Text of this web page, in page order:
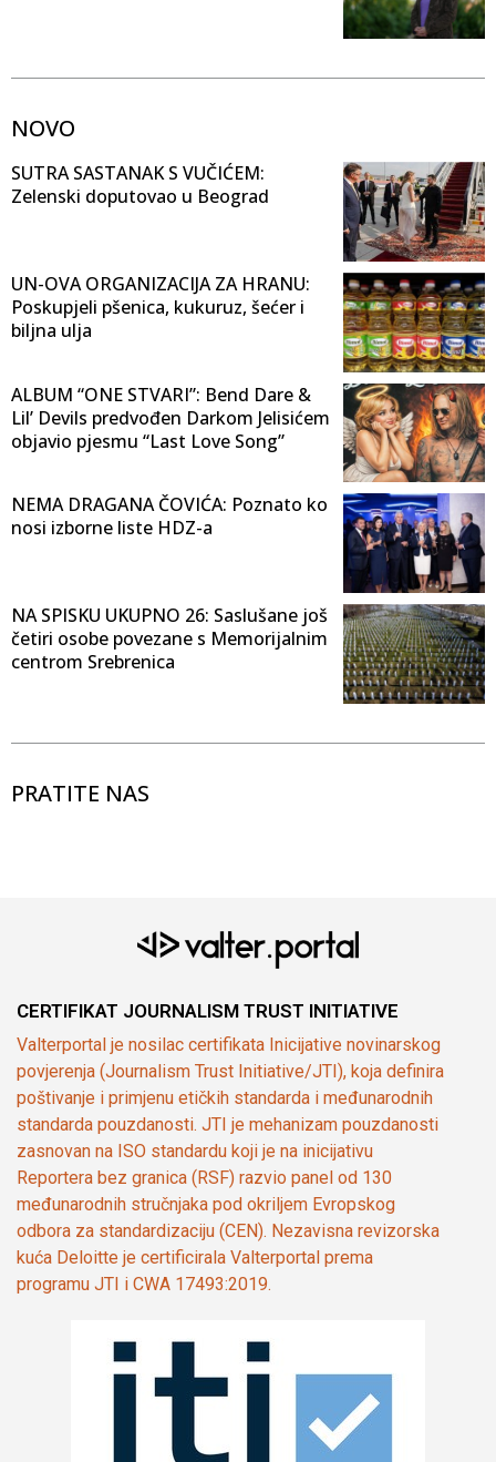
NOVO
SUTRA SASTANAK S VUČIĆEM:
Zelenski doputovao u Beograd
UN-OVA ORGANIZACIJA ZA HRANU:
Poskupjeli pšenica, kukuruz, šećer i
biljna ulja
ALBUM “ONE STVARI”: Bend Dare &
Lil’ Devils predvođen Darkom Jelisićem
objavio pjesmu “Last Love Song”
NEMA DRAGANA ČOVIĆA: Poznato ko
nosi izborne liste HDZ-a
NA SPISKU UKUPNO 26: Saslušane još
četiri osobe povezane s Memorijalnim
centrom Srebrenica
PRATITE NAS
CERTIFIKAT JOURNALISM TRUST INITIATIVE
Valterportal je nosilac certifikata Inicijative novinarskog
povjerenja (Journalism Trust Initiative/JTI), koja definira
poštivanje i primjenu etičkih standarda i međunarodnih
standarda pouzdanosti. JTI je mehanizam pouzdanosti
zasnovan na ISO standardu koji je na inicijativu
Reportera bez granica (RSF) razvio panel od 130
međunarodnih stručnjaka pod okriljem Evropskog
odbora za standardizaciju (CEN). Nezavisna revizorska
kuća Deloitte je certificirala Valterportal prema
programu JTI i CWA 17493:2019.